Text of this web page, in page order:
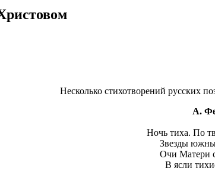
Несколько стихотворений русских
А.
Ночь тиха. По
Звезды
Очи Матери
В ясли